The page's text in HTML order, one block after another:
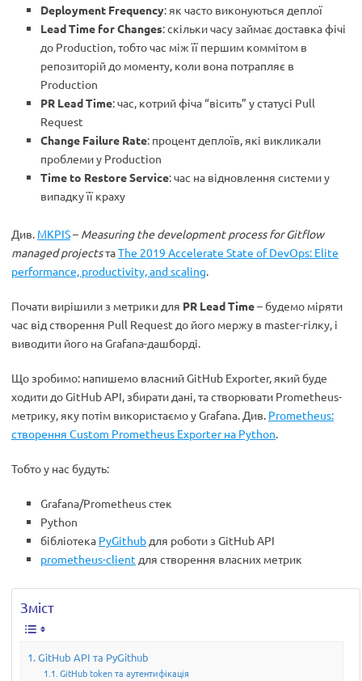
Deployment Frequency: як часто виконуються деплої
Lead Time for Changes: скільки часу займає доставка фічі
до Production, тобто час між її першим коммітом в
репозиторій до моменту, коли вона потрапляє в
Production
PR Lead Time: час, котрий фіча “вісить” у статусі Pull
Request
Change Failure Rate: процент деплоїв, які викликали
проблеми у Production
Time to Restore Service: час на відновлення системи у
випадку її краху
Див. MKPIS– Measuring the development process for Gitflow
managed projectsтаThe 2019 Accelerate State of DevOps: Elite
performance, productivity, and scaling.
Почати вирішили з метрики для PR Lead Time– будемо міряти
час від створення Pull Request до його мержу в master-гілку, і
виводити його на Grafana-дашборді.
Що зробимо: напишемо власний GitHub Exporter, який буде
ходити до GitHub API, збирати дані, та створювати Prometheus-
метрику, яку потім використаємо у Grafana. Див. Prometheus:
створення Custom Prometheus Exporter на Python.
Тобто у нас будуть:
Grafana/Prometheus стек
Python
бібліотека PyGithub для роботи з GitHub API
prometheus-client для створення власних метрик
Зміст
GitHub API та PyGithub
GitHub token та аутентифікація